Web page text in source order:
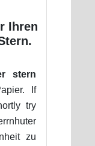
Ihren
stern
If
try
zu